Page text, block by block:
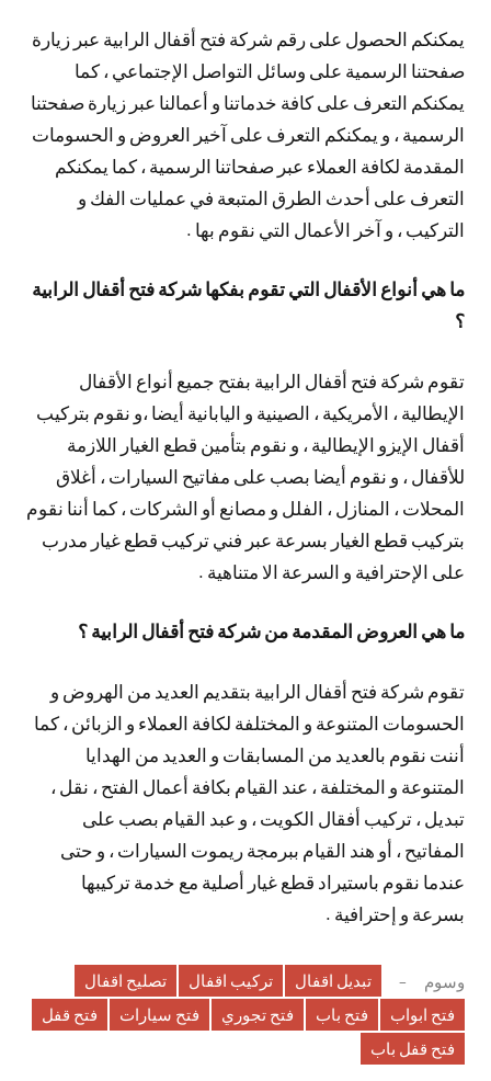
يمكنكم الحصول على رقم شركة فتح أقفال الرابية عبر زيارة
صفحتنا الرسمية على وسائل التواصل الإجتماعي ، كما
يمكنكم التعرف على كافة خدماتنا و أعمالنا عبر زيارة صفحتنا
الرسمية ، و يمكنكم التعرف على آخير العروض و الحسومات
المقدمة لكافة العملاء عبر صفحاتنا الرسمية ، كما يمكنكم
التعرف على أحدث الطرق المتبعة في عمليات الفك و
التركيب ، و آخر الأعمال التي نقوم بها .
ما هي أنواع الأقفال التي تقوم بفكها شركة فتح أقفال الرابية
؟
تقوم شركة فتح أقفال الرابية بفتح جميع أنواع الأقفال
الإيطالية ، الأمريكية ، الصينية و اليابانية أيضا ،و نقوم بتركيب
أقفال الإيزو الإيطالية ، و نقوم بتأمين قطع الغيار اللازمة
للأقفال ، و نقوم أيضا بصب على مفاتيح السيارات ، أغلاق
المحلات ، المنازل ، الفلل و مصانع أو الشركات ، كما أننا نقوم
بتركيب قطع الغيار بسرعة عبر فني تركيب قطع غيار مدرب
على الإحترافية و السرعة الا متناهية .
ما هي العروض المقدمة من شركة فتح أقفال الرابية ؟
تقوم شركة فتح أقفال الرابية بتقديم العديد من الهروض و
الحسومات المتنوعة و المختلفة لكافة العملاء و الزبائن ، كما
أننت نقوم بالعديد من المسابقات و العديد من الهدايا
المتنوعة و المختلفة ، عند القيام بكافة أعمال الفتح ، نقل ،
تبديل ، تركيب أفقال الكويت ، و عبد القيام بصب على
المفاتيح ، أو هند القيام ببرمجة ريموت السيارات ، و حتى
عندما نقوم باستيراد قطع غيار أصلية مع خدمة تركيبها
بسرعة و إحترافية .
وسوم تبديل اقفال تركيب اقفال
تصليح اقفال
فتح ابواب
فتح باب فتح تجوري فتح سيارات
فتح قفل
فتح قفل باب